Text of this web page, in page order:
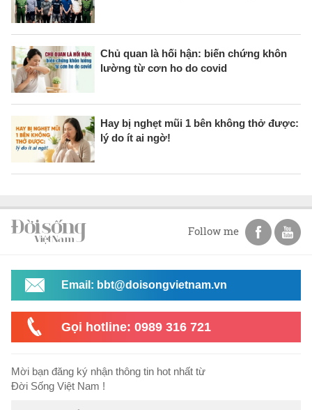
Chủ quan là hối hận: biến chứng khôn
lường từ cơn ho do covid
Hay bị nghẹt mũi 1 bên không thở được:
lý do ít ai ngờ!
Follow me
Email: bbt@doisongvietnam.vn
Gọi hotline: 0989 316 721
Mời bạn đăng ký nhận thông tin hot nhất từ
Đời Sống Việt Nam !